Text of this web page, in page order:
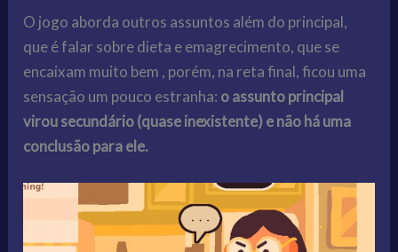
O jogo aborda outros assuntos além do principal,
que é falar sobre dieta e emagrecimento, que se
encaixam muito bem , porém, na reta final, ficou uma
sensação um pouco estranha: o assunto principal
virou secundário (quase inexistente) e não há uma
conclusão para ele.